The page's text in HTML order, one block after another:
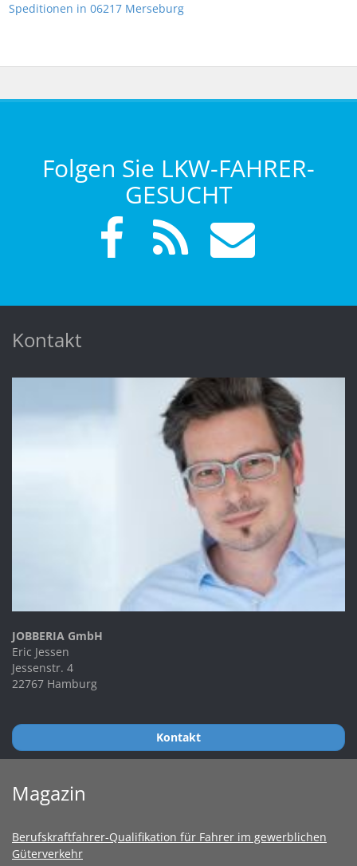
Speditionen in 06217 Merseburg
Folgen Sie LKW-FAHRER-
GESUCHT
Kontakt
JOBBERIA GmbH
Eric Jessen
Jessenstr. 4
22767 Hamburg
Kontakt
Magazin
Berufskraftfahrer-Qualifikation für Fahrer im gewerblichen
Güterverkehr